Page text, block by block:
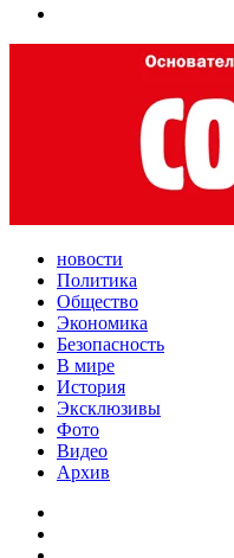
новости
Политика
Общество
Экономика
Безопасность
В мире
История
Эксклюзивы
Фото
Видео
Архив